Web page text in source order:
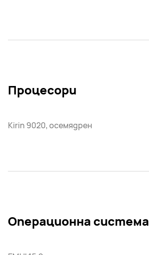
Процесори
Kirin 9020, осемядрен
Операционна система